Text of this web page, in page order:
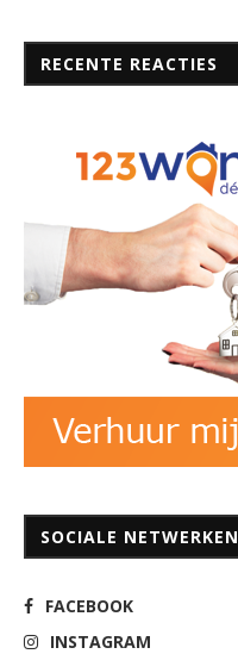
RECENTE REACTIES
SOCIALE NETWERKEN
FACEBOOK
INSTAGRAM